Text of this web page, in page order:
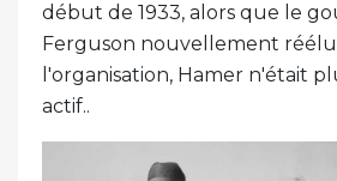
début de 1933, alors que le
Ferguson nouvellement
l'organisation, Hamer n'était
actif..